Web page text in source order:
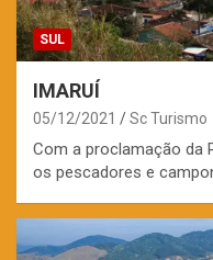
SUL
IMARUÍ
05/12/2021 Sc Turismo
Com a proclamação da
os pescadores e